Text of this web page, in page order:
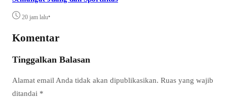
20 jam lalu•
Komentar
Tinggalkan Balasan
Alamat email Anda tidak akan dipublikasikan. Ruas yang wajib
ditandai *